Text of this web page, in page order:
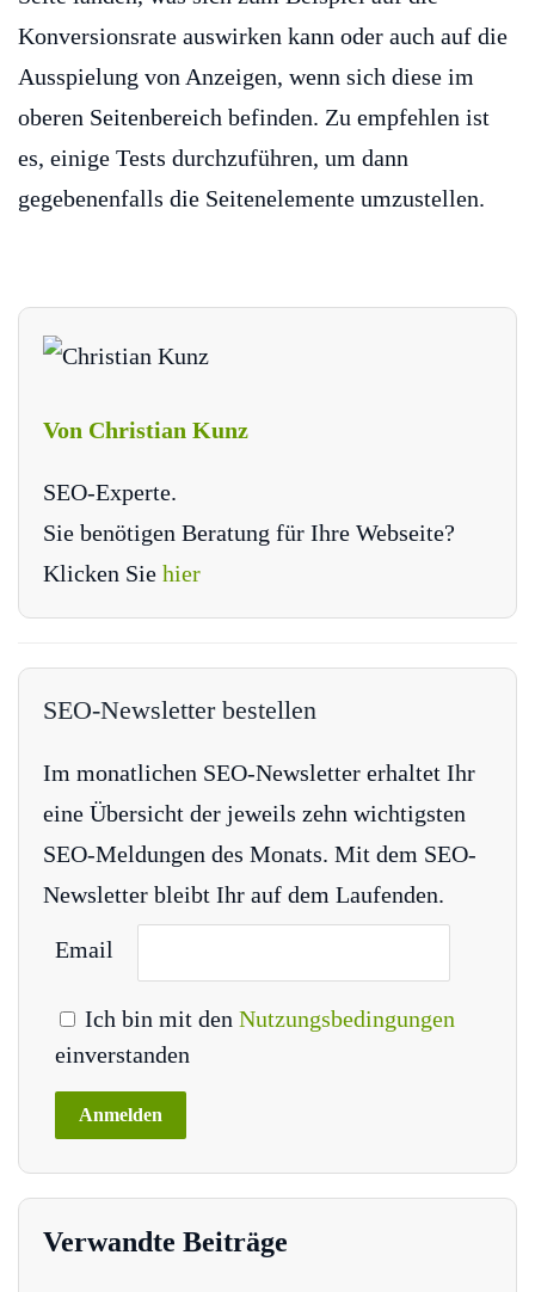
Konversionsrate auswirken kann oder auch auf die
Ausspielung von Anzeigen, wenn sich diese im
oberen Seitenbereich befinden. Zu empfehlen ist
es, einige Tests durchzuführen, um dann
gegebenenfalls die Seitenelemente umzustellen.
Von Christian Kunz
SEO-Experte.
Sie benötigen Beratung für Ihre Webseite?
Klicken Sie hier
SEO-Newsletter bestellen
Im monatlichen SEO-Newsletter erhaltet Ihr
eine Übersicht der jeweils zehn wichtigsten
SEO-Meldungen des Monats. Mit dem SEO-
Newsletter bleibt Ihr auf dem Laufenden.
Email
Ich bin mit den Nutzungsbedingungen
einverstanden
Verwandte Beiträge